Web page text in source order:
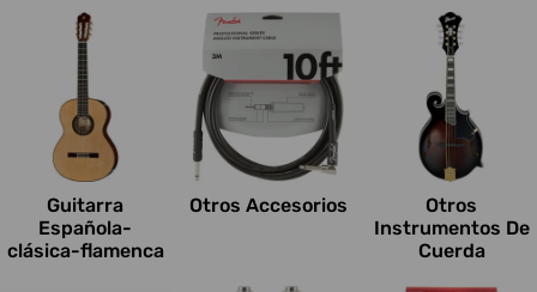
Guitarra
Española-
clásica-flamenca
Otros Accesorios
Otros
Instrumentos De
Cuerda